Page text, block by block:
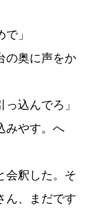
」
の奥に声をか
込んでろ」
みやす。へ
会釈した。そ
ん、まだです